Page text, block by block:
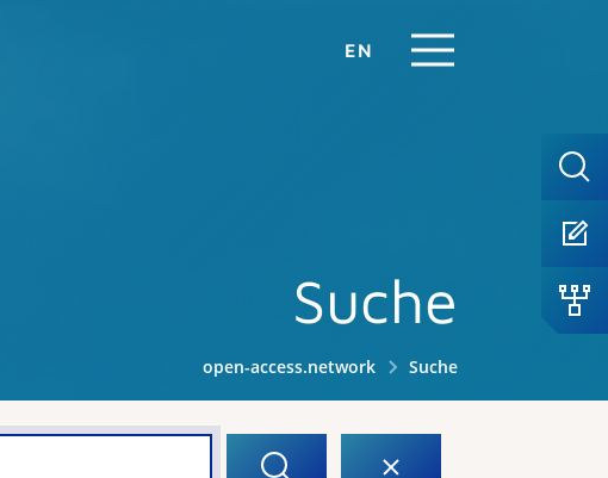
EN
Suche
open-access.network Suche